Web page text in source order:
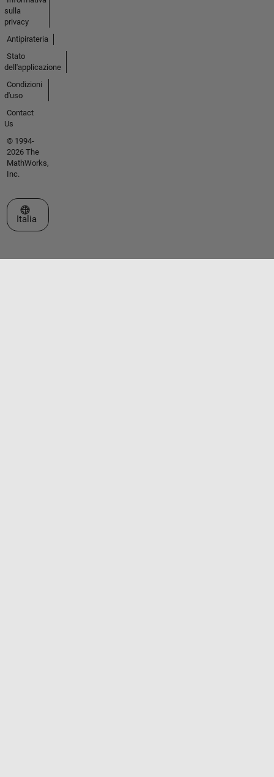
sulla
privacy
Antipirateria
Stato
dell'applicazione
Condizioni
d'uso
Contact
Us
© 1994-
2026 The
MathWorks,
Inc.
Seleziona un sito web
Italia